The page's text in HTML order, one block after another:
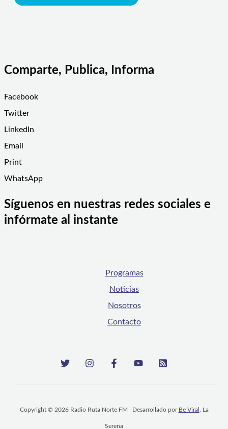
Comparte, Publica, Informa
Facebook
Twitter
LinkedIn
Email
Print
WhatsApp
Síguenos en nuestras redes sociales e
infórmate al instante
Programas
Noticias
Nosotros
Contacto
Copyright © 2026 Radio Ruta Norte FM | Desarrollado por Be Viral , La
Serena